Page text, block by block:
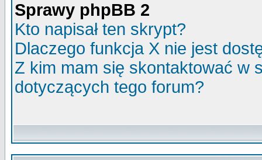
Sprawy phpBB 2
Kto napisał ten skrypt?
Dlaczego funkcja X nie jest
Z kim mam się skontaktować w
dotyczących tego forum?